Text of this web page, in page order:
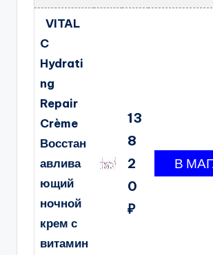
VITAL
C
Hydrati
ng
Repair
Crème
Восстан
авлива
ющий
ночной
крем с
витамин
13
8
2
0
₽